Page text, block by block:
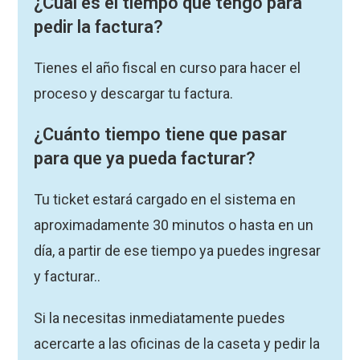
pedir la factura?
Tienes el año fiscal en curso para hacer el
proceso y descargar tu factura.
¿Cuánto tiempo tiene que pasar
para que ya pueda facturar?
Tu ticket estará cargado en el sistema en
aproximadamente 30 minutos o hasta en un
día, a partir de ese tiempo ya puedes ingresar
y facturar..
Si la necesitas inmediatamente puedes
acercarte a las oficinas de la caseta y pedir la